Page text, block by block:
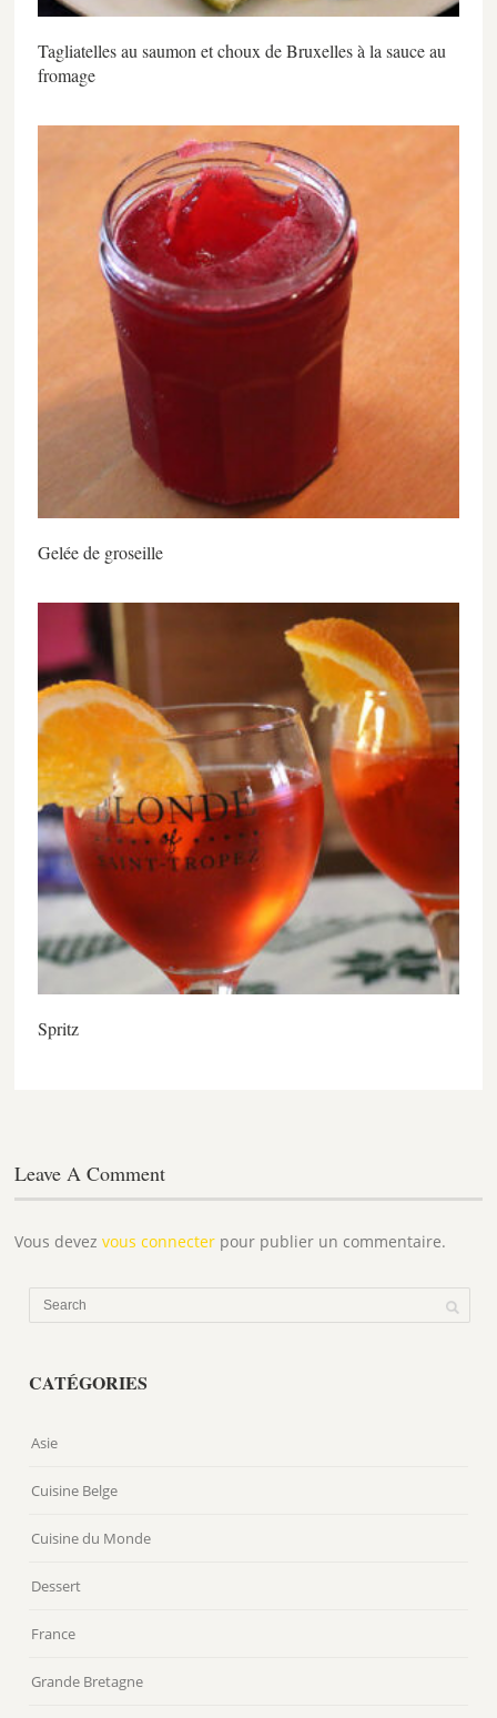
Tagliatelles au saumon et choux de Bruxelles à la sauce au
fromage
Gelée de groseille
Spritz
Leave A Comment
Vous devezvous connecter pour publier un commentaire.
CATÉGORIES
Asie
Cuisine Belge
Cuisine du Monde
Dessert
France
Grande Bretagne